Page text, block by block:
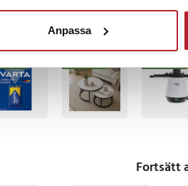
Anpassa
Fortsätt